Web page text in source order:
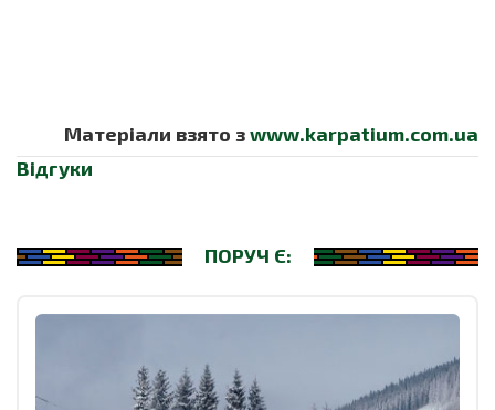
Матеріали взято зwww.karpatium.com.ua
Відгуки
ПОРУЧ Є: